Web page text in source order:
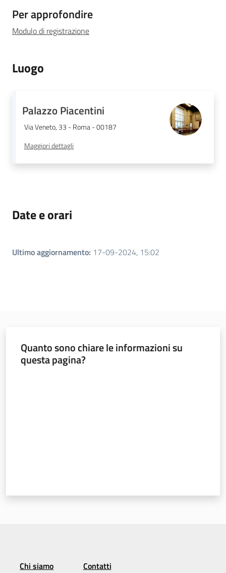
Newsletter
Seguici
su
Regione
Novità
Argomenti
Per approfondire
Modulo di registrazione
Luogo
Palazzo Piacentini
Via Veneto, 33 - Roma - 00187
Maggiori dettagli
Date e orari
Ultimo aggiornamento: 17-09-2024, 15:02
Quanto sono chiare le informazioni su
questa pagina?
Chi siamo Contatti